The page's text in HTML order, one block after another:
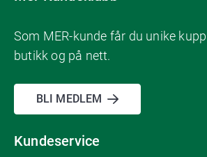
Som MER-kunde får du unike
butikk og på nett.
BLI MEDLEM
Kundeservice